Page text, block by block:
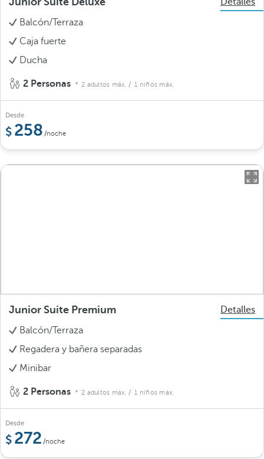
Balcón/Terraza
Caja fuerte
Ducha
2 Personas 2 adultos máx. / 1 niños máx.
Desde
258 /noche
Junior Suite Premium
Detalles
Balcón/Terraza
Regadera y bañera separadas
Minibar
2 Personas 2 adultos máx. / 1 niños máx.
Desde
272 /noche